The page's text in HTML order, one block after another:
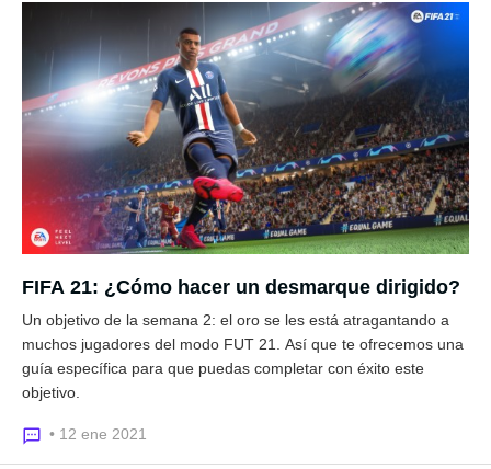
FIFA 21: ¿Cómo hacer un desmarque dirigido?
Un objetivo de la semana 2: el oro se les está atragantando a
muchos jugadores del modo FUT 21. Así que te ofrecemos una
guía específica para que puedas completar con éxito este
objetivo.
• 12 ene 2021